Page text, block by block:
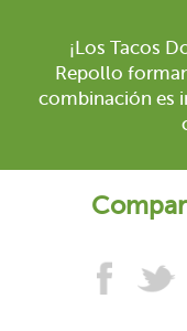
¡Los Tacos
Repollo
combinación es